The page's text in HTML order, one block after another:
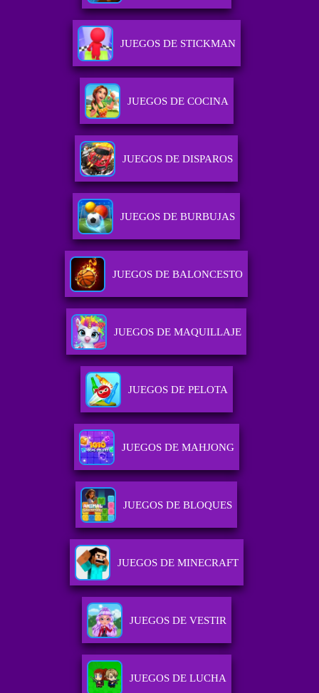
JUEGOS DE STICKMAN
JUEGOS DE COCINA
JUEGOS DE DISPAROS
JUEGOS DE BURBUJAS
JUEGOS DE BALONCESTO
JUEGOS DE MAQUILLAJE
JUEGOS DE PELOTA
JUEGOS DE MAHJONG
JUEGOS DE BLOQUES
JUEGOS DE MINECRAFT
JUEGOS DE VESTIR
JUEGOS DE LUCHA